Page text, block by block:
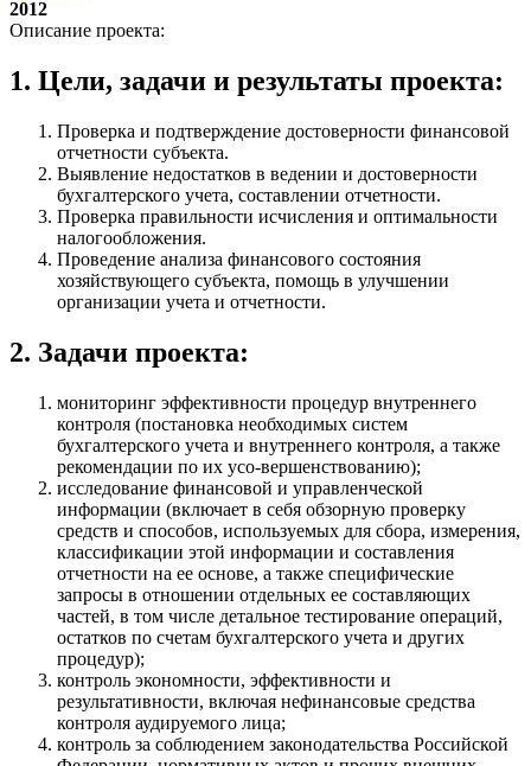
2012
Описание проекта:
1. Цели, задачи и результаты проекта:
Проверка и подтверждение достоверности финансовой
отчетности субъекта.
Выявление недостатков в ведении и достоверности
бухгалтерского учета, составлении отчетности.
Проверка правильности исчисления и оптимальности
налогообложения.
Проведение анализа финансового состояния
хозяйствующего субъекта, помощь в улучшении
организации учета и отчетности.
2. Задачи проекта:
мониторинг эффективности процедур внутреннего
контроля (постановка необходимых систем
бухгалтерского учета и внутреннего контроля, а также
рекомендации по их усо-вершенствованию);
исследование финансовой и управленческой
информации (включает в себя обзорную проверку
средств и способов, используемых для сбора, измерения,
классификации этой информации и составления
отчетности на ее основе, а также специфические
запросы в отношении отдельных ее составляющих
частей, в том числе детальное тестирование операций,
остатков по счетам бухгалтерского учета и других
процедур);
контроль экономности, эффективности и
результативности, включая нефинансовые средства
контроля аудируемого лица;
контроль за соблюдением законодательства Российской